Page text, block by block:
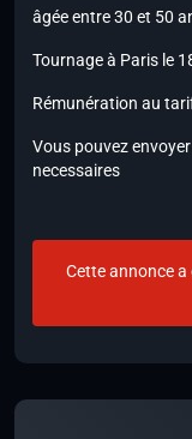
âgée entre 30 et 50
Tournage à Paris le
Rémunération au
Vous pouvez
necessaires
Cette annonce